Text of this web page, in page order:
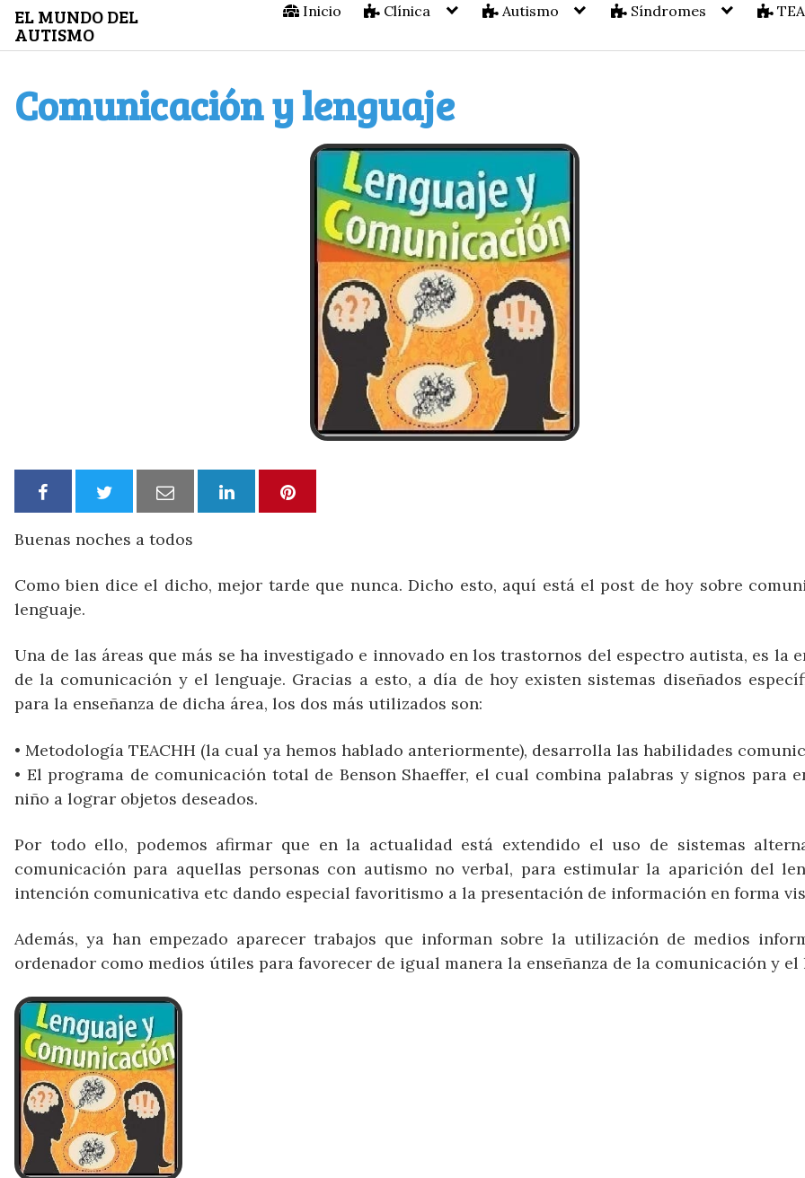
Saltar
contenido
EL MUNDO DEL
AUTISMO
Inicio Clínica Autismo Síndromes TEA
Comunicación y lenguaje
Buenas noches a todos
Como bien dice el dicho, mejor tarde que nunca. Dicho esto, aquí está el post de hoy sobre
lenguaje.
Una de las áreas que más se ha investigado e innovado en los trastornos del espectro autista, es la
de la comunicación y el lenguaje. Gracias a esto, a día de hoy existen sistemas diseñados
para la enseñanza de dicha área, los dos más utilizados son:
• Metodología TEACHH (la cual ya hemos hablado anteriormente), desarrolla las habilidades
• El programa de comunicación total de Benson Shaeffer, el cual combina palabras y signos para
niño a lograr objetos deseados.
Por todo ello, podemos afirmar que en la actualidad está extendido el uso de sistemas
comunicación para aquellas personas con autismo no verbal, para estimular la aparición del
intención comunicativa etc dando especial favoritismo a la presentación de información en forma
Además, ya han empezado aparecer trabajos que informan sobre la utilización de medios
ordenador como medios útiles para favorecer de igual manera la enseñanza de la comunicación y el